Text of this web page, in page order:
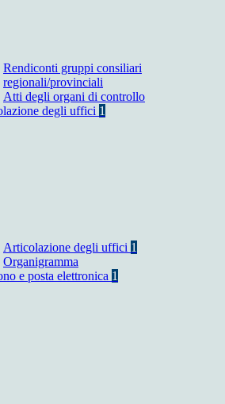
Rendiconti gruppi consiliari
regionali/provinciali
Atti degli organi di controllo
degli uffici 1
Articolazione degli uffici 1
Organigramma
e posta elettronica 1